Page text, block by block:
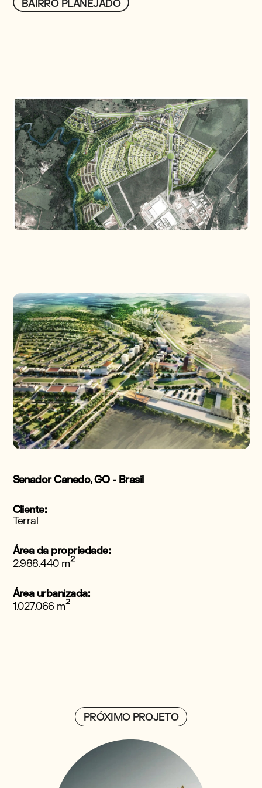
BAIRRO PLANEJADO
BAIRRO PLANEJADO
Senador Canedo, GO - Brasil
Cliente:
Terral
Área da propriedade:
2.988.440 m²
Área urbanizada:
1.027.066 m²
PRÓXIMO PROJETO